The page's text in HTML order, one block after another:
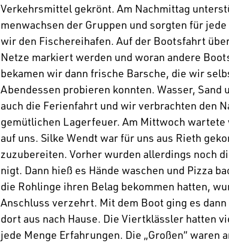
Verkehrs­mittel gekrönt. Am Nach­mittag
men­wachsen der Gruppen und sorgten für
wir den Fische­rei­hafen. Auf der Boots­fahrt
Netze markiert werden und woran andere
bekamen wir dann frische Barsche, die wir
Abend­essen probieren konnten. Wasser,
auch die Feri­en­fahrt und wir verbrachten den
gemüt­li­chen Lager­feuer. Am Mitt­woch
auf uns. Silke Wendt war für uns aus Rieth
zuzu­be­reiten. Vorher wurden aller­dings noch
nigt. Dann hieß es Hände waschen und Pizza
die Rohlinge ihren Belag bekommen hatten,
Anschluss verzehrt. Mit dem Boot ging es
dort aus nach Hause. Die Viert­klässler hatten
jede Menge Erfah­rungen. Die „Großen“ waren